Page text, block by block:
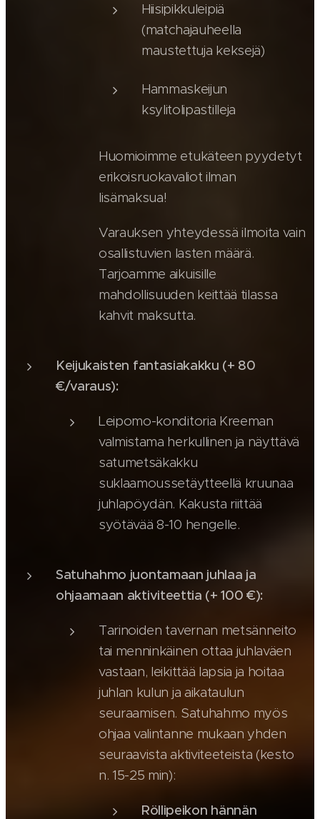
Hiisipikkuleipiä
(matchajauheella
maustettuja keksejä)
Hammaskeijun
ksylitolipastilleja
Huomioimme etukäteen pyydetyt
erikoisruokavaliot ilman
lisämaksua!
Varauksen yhteydessä ilmoita vain
osallistuvien lasten määrä.
Tarjoamme aikuisille
mahdollisuuden keittää tilassa
kahvit maksutta.
Keijukaisten fantasiakakku (+ 80
€/varaus):
Leipomo-konditoria Kreeman
valmistama herkullinen ja näyttävä
satumetsäkakku
suklaamoussetäytteellä kruunaa
juhlapöydän. Kakusta riittää
syötävää 8-10 hengelle.
Satuhahmo juontamaan juhlaa ja
ohjaamaan aktiviteettia (+ 100 €):
Tarinoiden tavernan metsänneito
tai menninkäinen ottaa juhlaväen
vastaan, leikittää lapsia ja hoitaa
juhlan kulun ja aikataulun
seuraamisen. Satuhahmo myös
ohjaa valintanne mukaan yhden
seuraavista aktiviteeteista (kesto
n. 15-25 min):
Röllipeikon hännän